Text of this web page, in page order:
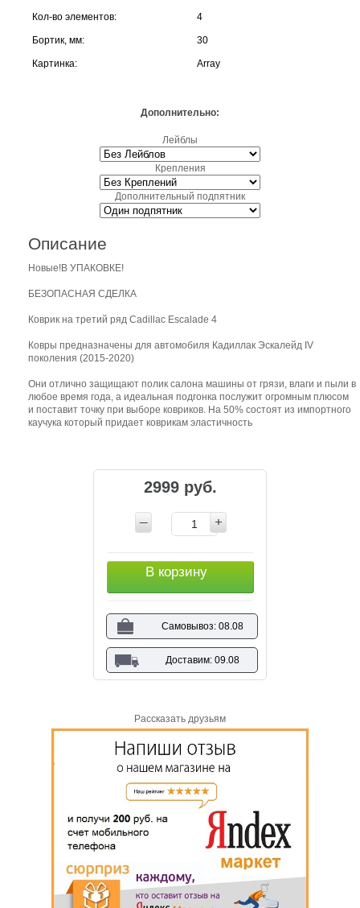
Кол-во элементов: 4
Бортик, мм: 30
Картинка: Array
Дополнительно:
Лейблы
Крепления
Дополнительный подпятник
Описание
Новые!В УПАКОВКЕ!
БЕЗОПАСНАЯ СДЕЛКА
Коврик на третий ряд Cadillac Escalade 4
Ковры предназначены для автомобиля Кадиллак Эскалейд IV
поколения (2015-2020)
Они отлично защищают полик салона машины от грязи, влаги и пыли в
любое время года, а идеальная подгонка послужит огромным плюсом
и поставит точку при выборе ковриков. На 50% состоят из импортного
каучука который придает коврикам эластичность
2999 руб.
В корзину
Самовывоз: 08.08
Доставим: 09.08
Рассказать друзьям